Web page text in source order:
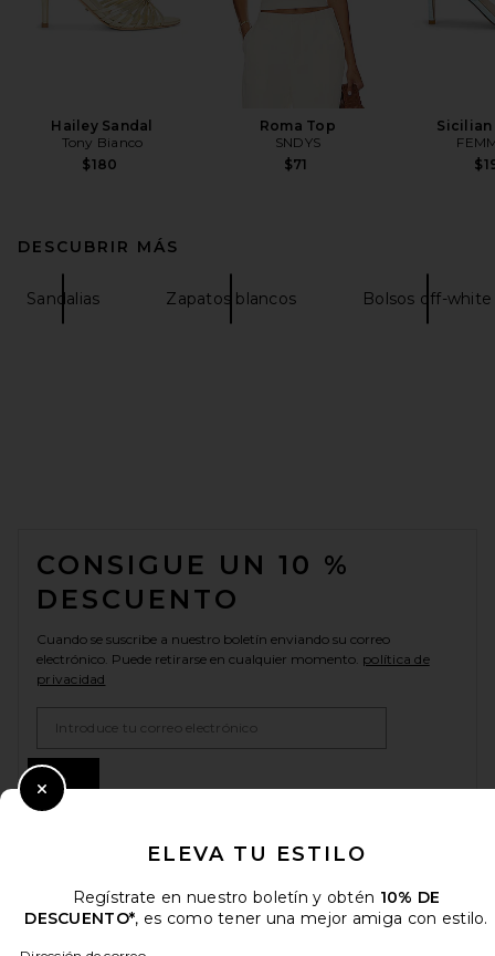
Hailey Sandal
Tony Bianco
$180
Roma Top
SNDYS
$71
DESCUBRIR MÁS
Sandalias Zapatos blancos Bolsos off-white
CONSIGUE UN 10 %
DESCUENTO
Cuando se suscribe a nuestro boletín enviando su correo
electrónico. Puede retirarse en cualquier momento. política de
privacidad
ELEVA TU ESTILO
Regístrate en nuestro boletín y obtén 10% DE
DESCUENTO*, es como tener una mejor amiga con estilo.
Close Modal